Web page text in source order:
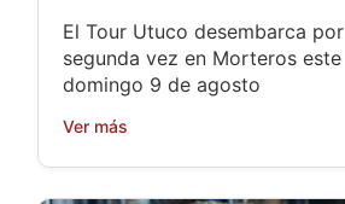
El Tour Utuco desembarca por
segunda vez en Morteros este
domingo 9 de agosto
Ver más